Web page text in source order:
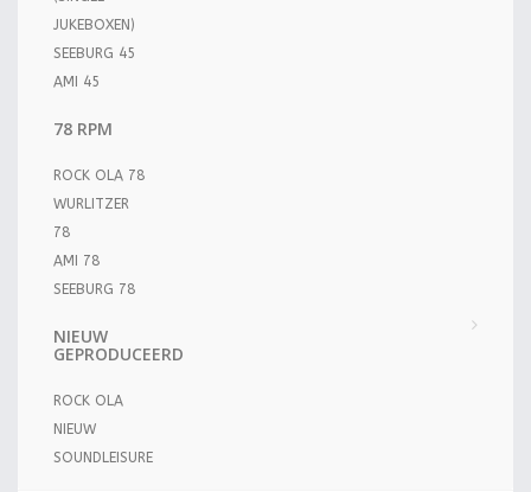
JUKEBOXEN)
SEEBURG 45
AMI 45
78 RPM
ROCK OLA 78
WURLITZER
78
AMI 78
SEEBURG 78
NIEUW
GEPRODUCEERD
ROCK OLA
NIEUW
SOUNDLEISURE